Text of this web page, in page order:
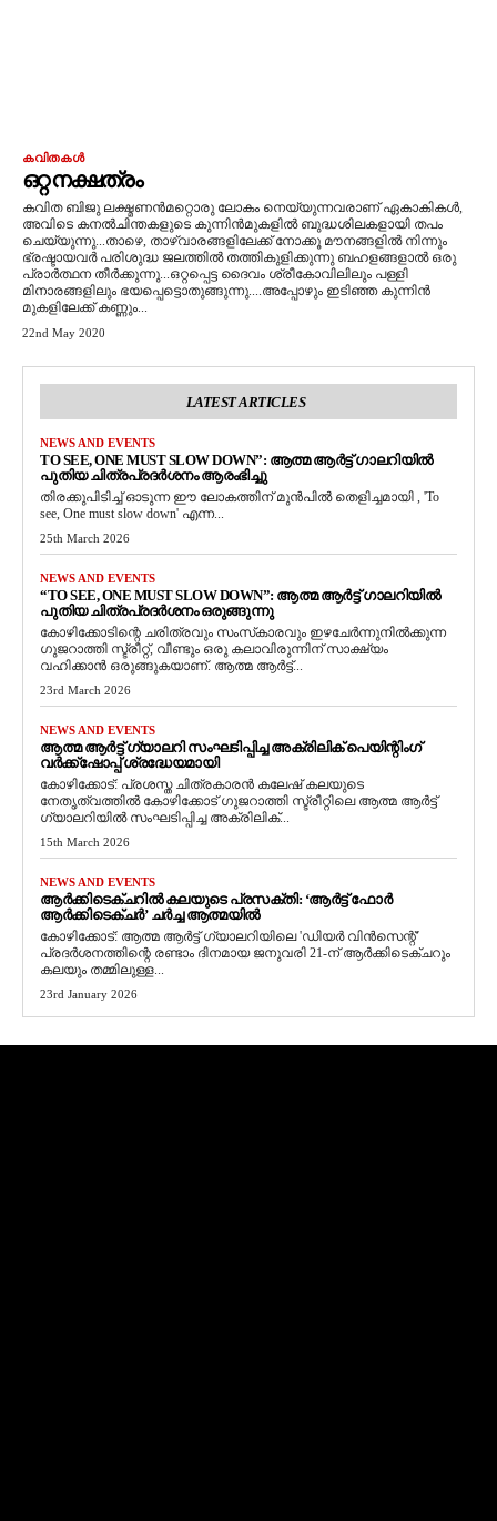
കവിതകൾ
ഒറ്റ നക്ഷത്രം
കവിത ബിജു ലക്ഷ്മണൻമറ്റൊരു ലോകം നെയ്യുന്നവരാണ് ഏകാകികൾ,
അവിടെ കനൽചിന്തകളുടെ കുന്നിൻമുകളിൽ ബുദ്ധശിലകളായി തപം
ചെയ്യുന്നു...താഴെ, താഴ്വാരങ്ങളിലേക്ക് നോക്കൂ മൗനങ്ങളിൽ നിന്നും
ഭ്രഷ്ടായവർ പരിശുദ്ധ ജലത്തിൽ തത്തികുളിക്കുന്നു ബഹളങ്ങളാൽ ഒരു
പ്രാർത്ഥന തീർക്കുന്നു...ഒറ്റപ്പെട്ട ദൈവം ശ്രീകോവിലിലും പള്ളി
മിനാരങ്ങളിലും ഭയപ്പെട്ടൊതുങ്ങുന്നു....അപ്പോഴും ഇടിഞ്ഞ കുന്നിൻ
മുകളിലേക്ക് കണ്ണും...
22nd May 2020
LATEST ARTICLES
NEWS AND EVENTS
TO SEE, ONE MUST SLOW DOWN”: ആത്മ ആർട്ട് ഗാലറിയിൽ
പുതിയ ചിത്രപ്രദർശനം ആരംഭിച്ചു
തിരക്കുപിടിച്ച് ഓടുന്ന ഈ ലോകത്തിന് മുൻപിൽ തെളിച്ചമായി , 'To
see, One must slow down' എന്ന...
25th March 2026
NEWS AND EVENTS
“TO SEE, ONE MUST SLOW DOWN”: ആത്മ ആർട്ട് ഗാലറിയിൽ
പുതിയ ചിത്രപ്രദർശനം ഒരുങ്ങുന്നു
കോഴിക്കോടിന്റെ ചരിത്രവും സംസ്‌കാരവും ഇഴചേർന്നുനിൽക്കുന്ന
ഗുജറാത്തി സ്ട്രീറ്റ്, വീണ്ടും ഒരു കലാവിരുന്നിന് സാക്ഷ്യം
വഹിക്കാൻ ഒരുങ്ങുകയാണ്. ആത്മ ആർട്ട്...
23rd March 2026
NEWS AND EVENTS
ആത്മ ആർട്ട് ഗ്യാലറി സംഘടിപ്പിച്ച അക്രിലിക് പെയിന്റിംഗ്
വർക്ക്‌ഷോപ്പ് ശ്രദ്ധേയമായി
കോഴിക്കോട്: പ്രശസ്ത ചിത്രകാരൻ കലേഷ് കലയുടെ
നേതൃത്വത്തിൽ കോഴിക്കോട് ഗുജറാത്തി സ്ട്രീറ്റിലെ ആത്മ ആർട്ട്
ഗ്യാലറിയിൽ സംഘടിപ്പിച്ച അക്രിലിക്...
15th March 2026
NEWS AND EVENTS
ആർക്കിടെക്ചറിൽ കലയുടെ പ്രസക്തി: ‘ആർട്ട് ഫോർ
ആർക്കിടെക്ചർ’ ചർച്ച ആത്മയിൽ
​കോഴിക്കോട്: ആത്മ ആർട്ട് ഗ്യാലറിയിലെ 'ഡിയർ വിൻസെന്റ്'
പ്രദർശനത്തിന്റെ രണ്ടാം ദിനമായ ജനുവരി 21-ന് ആർക്കിടെക്ചറും
കലയും തമ്മിലുള്ള...
23rd January 2026